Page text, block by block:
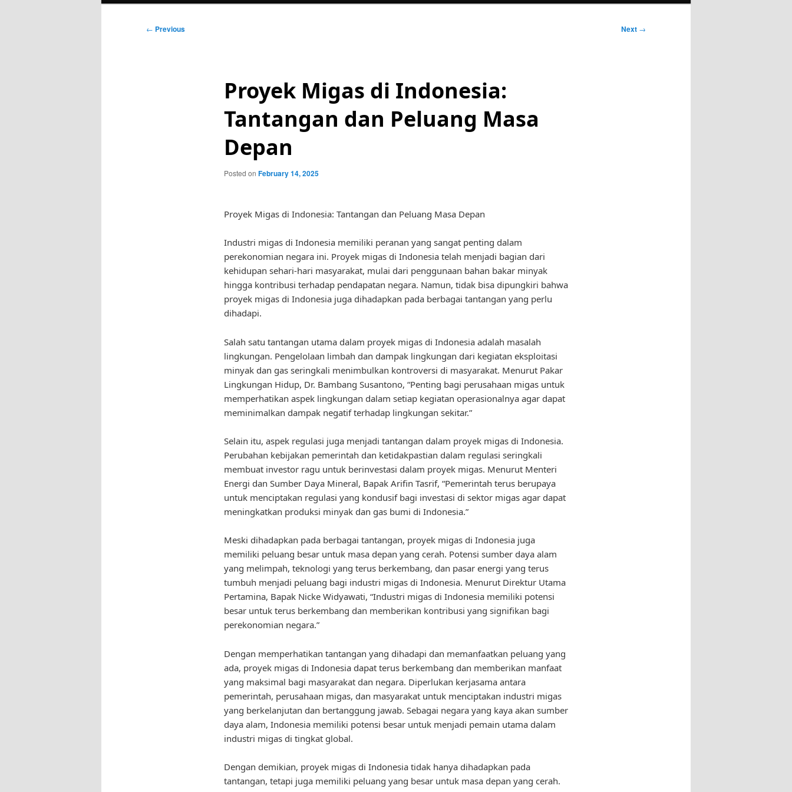
Post
← Previous Next →
Proyek Migas di Indonesia:
Tantangan dan Peluang Masa
Depan
Posted on February 14, 2025
Proyek Migas di Indonesia: Tantangan dan Peluang Masa Depan
Industri migas di Indonesia memiliki peranan yang sangat penting dalam
perekonomian negara ini. Proyek migas di Indonesia telah menjadi bagian dari
kehidupan sehari-hari masyarakat, mulai dari penggunaan bahan bakar minyak
hingga kontribusi terhadap pendapatan negara. Namun, tidak bisa dipungkiri bahwa
proyek migas di Indonesia juga dihadapkan pada berbagai tantangan yang perlu
dihadapi.
Salah satu tantangan utama dalam proyek migas di Indonesia adalah masalah
lingkungan. Pengelolaan limbah dan dampak lingkungan dari kegiatan eksploitasi
minyak dan gas seringkali menimbulkan kontroversi di masyarakat. Menurut Pakar
Lingkungan Hidup, Dr. Bambang Susantono, “Penting bagi perusahaan migas untuk
memperhatikan aspek lingkungan dalam setiap kegiatan operasionalnya agar dapat
meminimalkan dampak negatif terhadap lingkungan sekitar.”
Selain itu, aspek regulasi juga menjadi tantangan dalam proyek migas di Indonesia.
Perubahan kebijakan pemerintah dan ketidakpastian dalam regulasi seringkali
membuat investor ragu untuk berinvestasi dalam proyek migas. Menurut Menteri
Energi dan Sumber Daya Mineral, Bapak Arifin Tasrif, “Pemerintah terus berupaya
untuk menciptakan regulasi yang kondusif bagi investasi di sektor migas agar dapat
meningkatkan produksi minyak dan gas bumi di Indonesia.”
Meski dihadapkan pada berbagai tantangan, proyek migas di Indonesia juga
memiliki peluang besar untuk masa depan yang cerah. Potensi sumber daya alam
yang melimpah, teknologi yang terus berkembang, dan pasar energi yang terus
tumbuh menjadi peluang bagi industri migas di Indonesia. Menurut Direktur Utama
Pertamina, Bapak Nicke Widyawati, “Industri migas di Indonesia memiliki potensi
besar untuk terus berkembang dan memberikan kontribusi yang signifikan bagi
perekonomian negara.”
Dengan memperhatikan tantangan yang dihadapi dan memanfaatkan peluang yang
ada, proyek migas di Indonesia dapat terus berkembang dan memberikan manfaat
yang maksimal bagi masyarakat dan negara. Diperlukan kerjasama antara
pemerintah, perusahaan migas, dan masyarakat untuk menciptakan industri migas
yang berkelanjutan dan bertanggung jawab. Sebagai negara yang kaya akan sumber
daya alam, Indonesia memiliki potensi besar untuk menjadi pemain utama dalam
industri migas di tingkat global.
Dengan demikian, proyek migas di Indonesia tidak hanya dihadapkan pada
tantangan, tetapi juga memiliki peluang yang besar untuk masa depan yang cerah.